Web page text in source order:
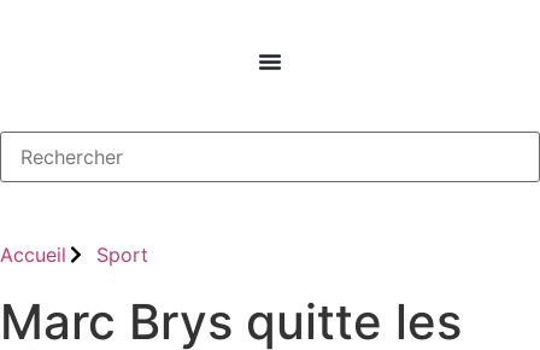
Accueil Sport
Marc Brys quitte les